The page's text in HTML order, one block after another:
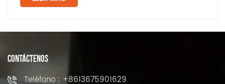
CONTÁCTENOS
Teléfono : +8613675901629